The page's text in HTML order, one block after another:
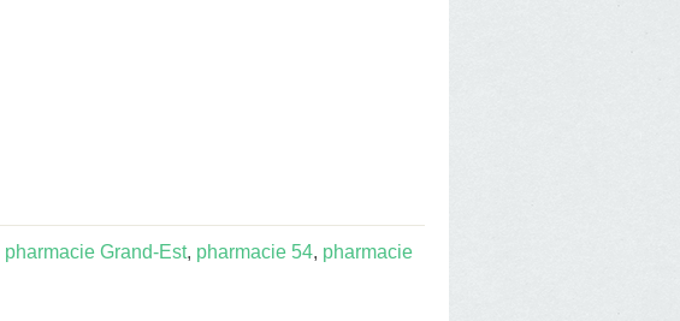
pharmacie Grand-Est, pharmacie 54, pharmacie